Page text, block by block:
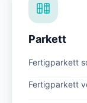
Parkett
Fertigparkett
Fertigparkett